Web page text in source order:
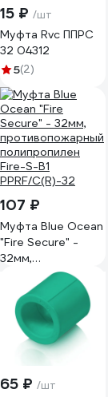
15 ₽ /шт
Муфта Rvc ППРС
32 04312
5(2)
107 ₽
Муфта Blue Ocean
"Fire Secure" -
32мм,
противопожарный
полипропилен
Fire-S-B1
PPRF/C(R)-32
65 ₽ /шт